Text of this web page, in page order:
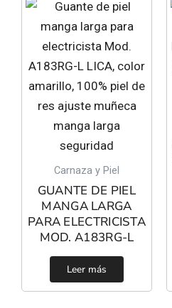
Carnaza y Piel
GUANTE DE PIEL
MANGA LARGA
PARA ELECTRICISTA
MOD. A183RG-L
Leer más